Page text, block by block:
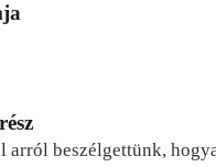
beszélgettünk,